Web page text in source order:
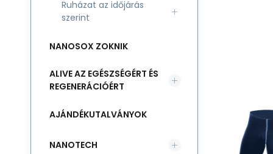
Ruházat az időjárás
szerint
NANOSOX ZOKNIK
ALIVE AZ EGÉSZSÉGÉRT ÉS
REGENERÁCIÓÉRT
AJÁNDÉKUTALVÁNYOK
NANOTECH